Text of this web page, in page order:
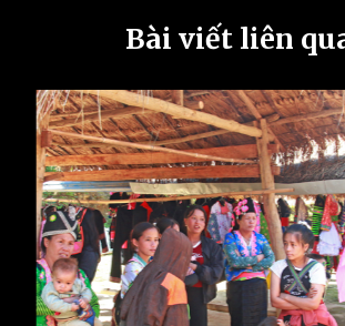
Bài viết liên